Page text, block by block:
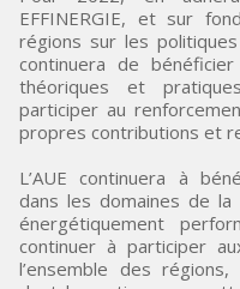
EFFINERGIE, et sur
régions sur les
continuera de
théoriques et
participer au
propres contributions et
L’AUE continuera à
dans les domaines de
énergétiquement
continuer à participer
l’ensemble des